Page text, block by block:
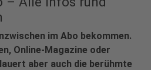
im Abo bekommen.
Online-Magazine oder
aber auch die berühmte